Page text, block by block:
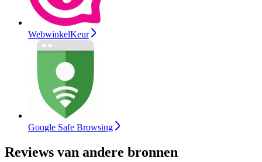
WebwinkelKeur
Google Safe Browsing
Reviews van andere bronnen